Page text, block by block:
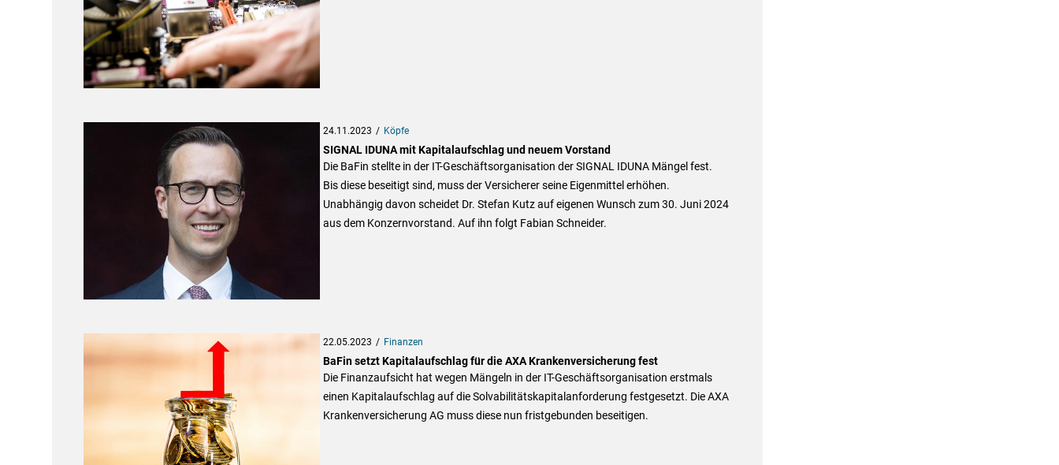
24.11.2023 Köpfe
SIGNAL IDUNA mit Kapitalaufschlag und neuem Vorstand
Die BaFin stellte in der IT-Geschäftsorganisation der SIGNAL IDUNA Mängel fest.
Bis diese beseitigt sind, muss der Versicherer seine Eigenmittel erhöhen.
Unabhängig davon scheidet Dr. Stefan Kutz auf eigenen Wunsch zum 30. Juni 2024
aus dem Konzernvorstand. Auf ihn folgt Fabian Schneider.
22.05.2023 Finanzen
BaFin setzt Kapitalaufschlag für die AXA Krankenversicherung fest
Die Finanzaufsicht hat wegen Mängeln in der IT-Geschäftsorganisation erstmals
einen Kapitalaufschlag auf die Solvabilitätskapitalanforderung festgesetzt. Die AXA
Krankenversicherung AG muss diese nun fristgebunden beseitigen.